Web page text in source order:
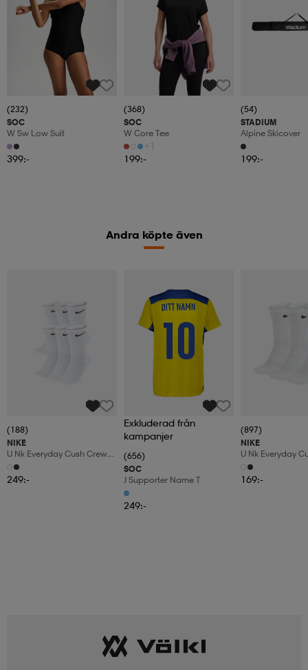
(232)
SOC
W Sw Low Suit
399:-
(368)
SOC
W Core Tee
+1
199:-
(54)
STADIUM
Alpine Skicover
199:-
Andra köpte även
(188)
NIKE
U Nk Everyday Cush Crew
6pr-Bd
249:-
Exkluderad från
kampanjer
(656)
SOC
J Supporter Name T
249:-
(897)
NIKE
U Nk Everyday
3pr
169:-